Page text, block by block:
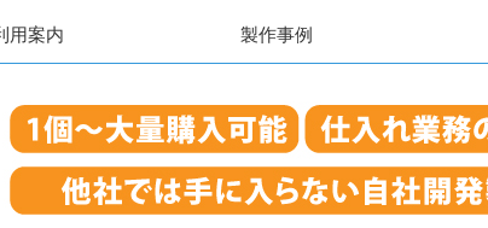
用案内 製作事例